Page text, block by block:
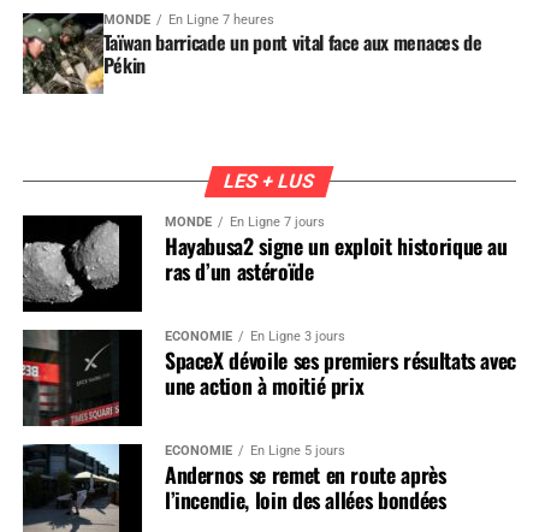
MONDE En Ligne 7 heures
Taïwan barricade un pont vital face aux menaces de
Pékin
LES + LUS
MONDE En Ligne 7 jours
Hayabusa2 signe un exploit historique au
ras d’un astéroïde
ÉCONOMIE En Ligne 3 jours
SpaceX dévoile ses premiers résultats avec
une action à moitié prix
ÉCONOMIE En Ligne 5 jours
Andernos se remet en route après
l’incendie, loin des allées bondées